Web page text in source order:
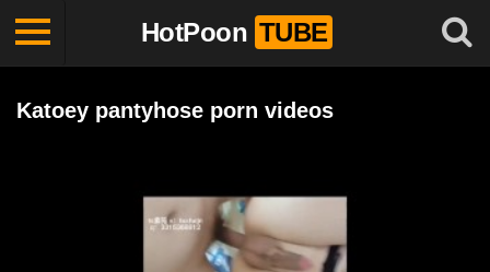
HotPoon TUBE
Katoey pantyhose porn videos